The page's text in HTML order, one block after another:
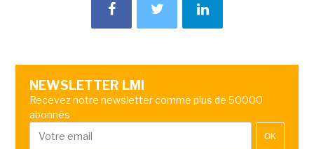
NEWSLETTER LMI
Recevez notre newsletter comme plus de 50000
abonnés
OK